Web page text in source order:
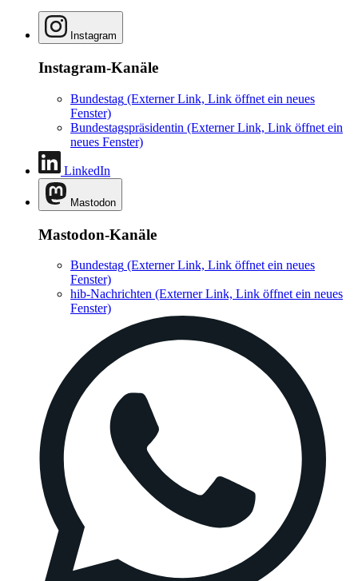
Instagram
Instagram-Kanäle
Bundestag (Externer Link, Link öffnet ein neues
Fenster)
Bundestagspräsidentin (Externer Link, Link öffnet ein
neues Fenster)
LinkedIn
Mastodon
Mastodon-Kanäle
Bundestag (Externer Link, Link öffnet ein neues
Fenster)
hib-Nachrichten (Externer Link, Link öffnet ein neues
Fenster)